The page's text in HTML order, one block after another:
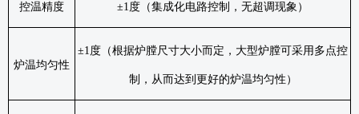
控温精度 ±1度（集成化电路控制，无超调现象）
炉温均匀性
±1度（根据炉膛尺寸大小而定，大型炉膛可采用多点控
制，从而达到更好的炉温均匀性）